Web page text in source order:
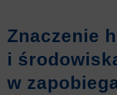
Znaczenie
i
w